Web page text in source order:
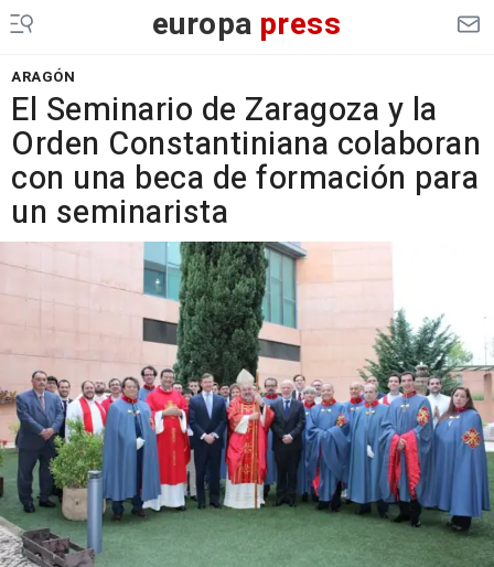
europa press
ARAGÓN
El Seminario de Zaragoza y la
Orden Constantiniana colaboran
con una beca de formación para
un seminarista